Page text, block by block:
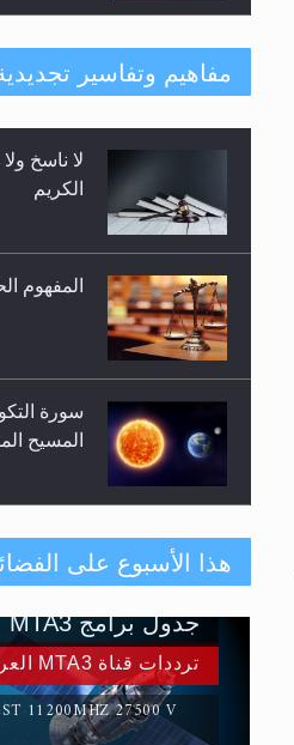
هل يُحسب
الميلادية
هل يجوز
للمحجبات
مفاهيم وتفاسير
لا ناسخ
الكريم
المفهوم
سورة
المسيح
حقيقة
القرآن
ومهيمنٌ
هذا الأسبوع على
ترددات قناة MTA3 العربية:
11200MHZ 27500 V
جدول برامج MTA3